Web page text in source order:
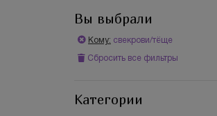
Вы выбрали
Кому: свекрови/тёще
Сбросить все фильтры
Категории